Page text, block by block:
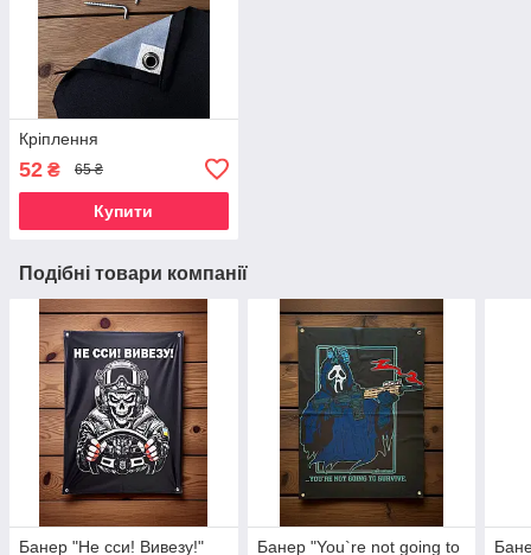
Кріплення
52 ₴ 65 ₴
Купити
Подібні товари компанії
Банер "Не сси! Вивезу!"
Банер "You`re not going to